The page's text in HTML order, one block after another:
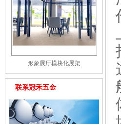
形象展厅模块化展架
联系冠禾五金